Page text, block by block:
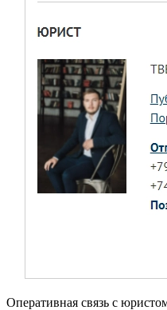
Оперативная связь с